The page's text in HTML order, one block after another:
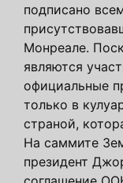
подписано
Монреале.
являются
официальные
только в
страной,
На саммите
президент